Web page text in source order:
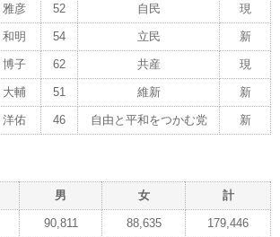
雅彦 52 自民 現
明 54 立民 新
博子 62 共産 現
大輔 51 維新 新
洋佑 46 自由と平和をつかむ党 新
男 女 計
90,811 88,635 179,446